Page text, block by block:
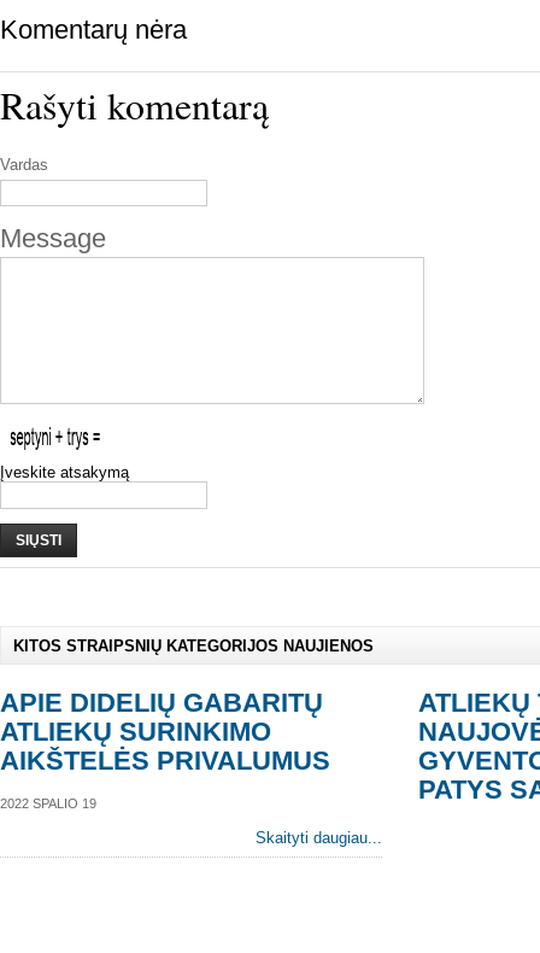
Komentarų nėra
Rašyti komentarą
Vardas
Message
Įveskite atsakymą
SIŲSTI
KITOS STRAIPSNIŲ KATEGORIJOS NAUJIENOS
APIE DIDELIŲ GABARITŲ
ATLIEKŲ SURINKIMO
AIKŠTELĖS PRIVALUMUS
2022 SPALIO 19
Skaityti daugiau...
ATLIEKŲ
PATYS